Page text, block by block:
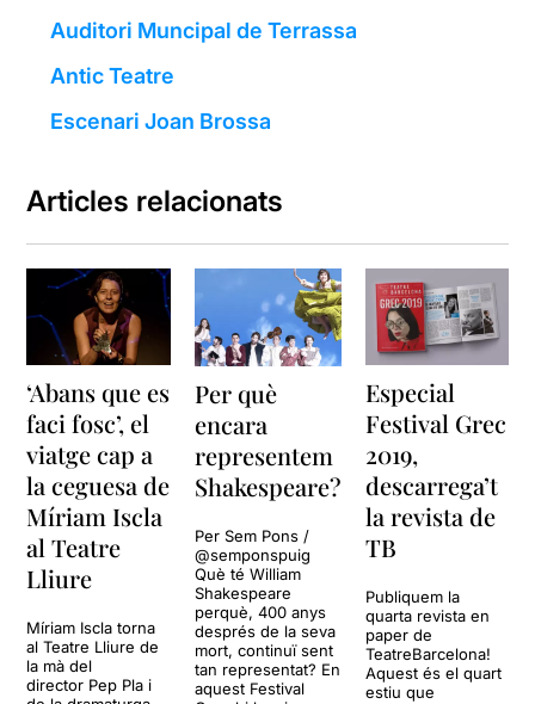
Auditori Muncipal de Terrassa
Antic Teatre
Escenari Joan Brossa
Articles relacionats
‘Abans que es
faci fosc’, el
viatge cap a
la ceguesa de
Míriam Iscla
al Teatre
Lliure
Míriam Iscla torna
al Teatre Lliure de
la mà del
director Pep Pla i
Per què
encara
representem
Shakespeare?
Per Sem Pons /
@semponspuig
Què té William
Shakespeare
perquè, 400 anys
després de la seva
mort, continuï sent
tan representat? En
aquest Festival
Especial
Festival Grec
2019,
descarrega’t
la revista de
TB
Publiquem la
quarta revista en
paper de
TeatreBarcelona!
Aquest és el quart
estiu que